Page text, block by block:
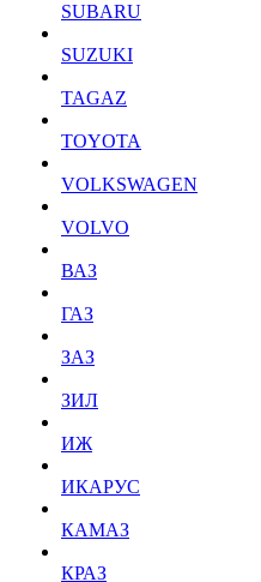
SUBARU
SUZUKI
TAGAZ
TOYOTA
VOLKSWAGEN
VOLVO
ВАЗ
ГАЗ
ЗАЗ
ЗИЛ
ИЖ
ИКАРУС
КАМАЗ
КРАЗ